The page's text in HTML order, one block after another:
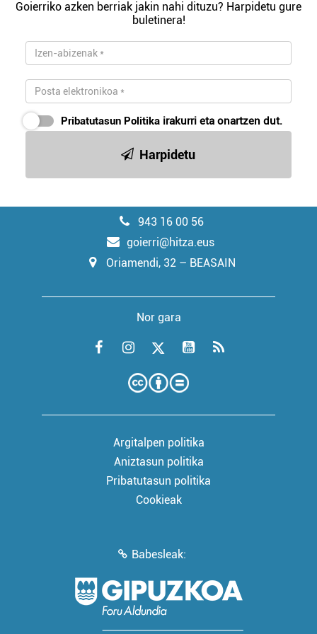
Goierriko azken berriak jakin nahi dituzu? Harpidetu gure
buletinera!
Pribatutasun Politika irakurri eta onartzen dut.
Harpidetu
943 16 00 56
goierri@hitza.eus
Oriamendi, 32 – BEASAIN
Nor gara
Argitalpen politika
Aniztasun politika
Pribatutasun politika
Cookieak
Babesleak: